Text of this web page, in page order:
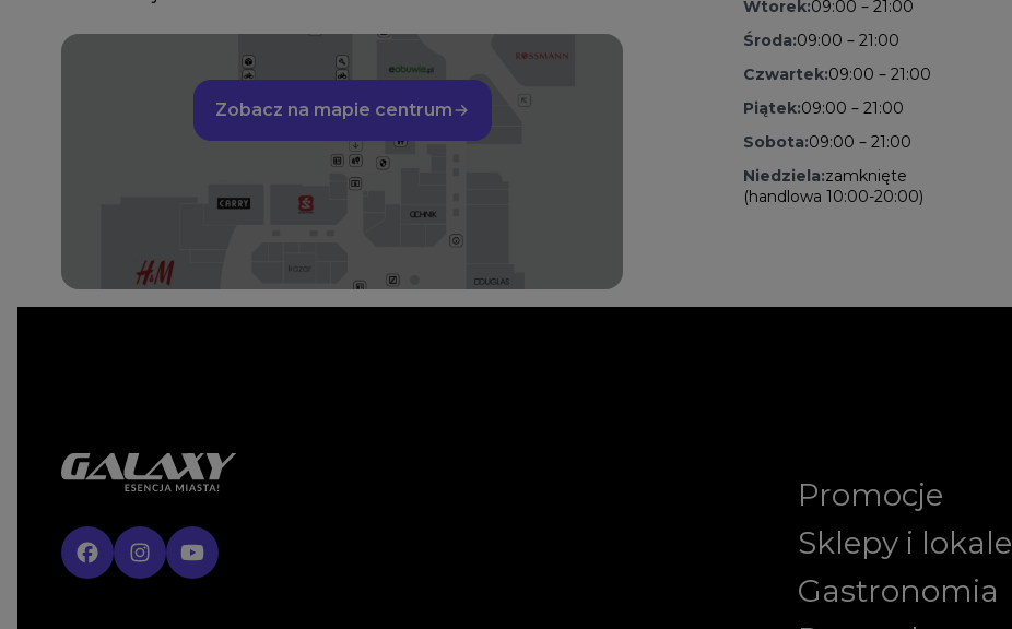
Zobacz na mapie centrum
Wtorek:09:00 – 21:00
Środa:09:00 – 21:00
Czwartek:09:00 – 21:00
Piątek:09:00 – 21:00
Sobota:09:00 – 21:00
Niedziela:zamknięte
(handlowa 10:00-20:00)
Promocje
Sklepy i lokale
Gastronomia